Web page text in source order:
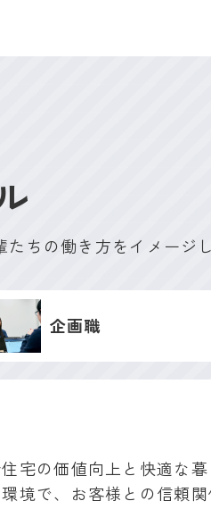
ちの働き方をイメージ
企画職
宅の価値向上と快適な暮
境で、お客様との信頼